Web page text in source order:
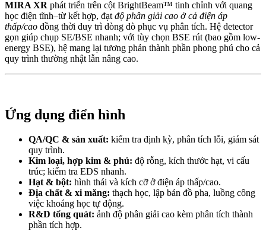
MIRA XR phát triển trên cột BrightBeam™ tinh chỉnh với quang
học điện tĩnh–từ kết hợp, đạt độ phân giải cao ở cả điện áp
thấp/cao đồng thời duy trì dòng dò phục vụ phân tích. Hệ detector
gọn giúp chụp SE/BSE nhanh; với tùy chọn BSE rút (bao gồm low-
energy BSE), hệ mang lại tương phản thành phần phong phú cho cả
quy trình thường nhật lẫn nâng cao.
Ứng dụng điển hình
QA/QC & sản xuất: kiểm tra định kỳ, phân tích lỗi, giám sát
quy trình.
Kim loại, hợp kim & phủ: độ rỗng, kích thước hạt, vi cấu
trúc; kiểm tra EDS nhanh.
Hạt & bột: hình thái và kích cỡ ở điện áp thấp/cao.
Địa chất & xi măng: thạch học, lập bản đồ pha, luồng công
việc khoáng học tự động.
R&D tổng quát: ảnh độ phân giải cao kèm phân tích thành
phần tích hợp.